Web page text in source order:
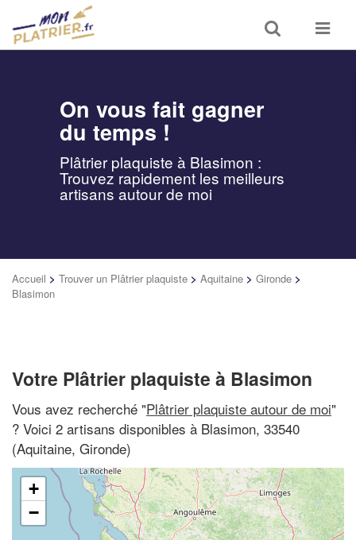
Toggle
search
Toggle
On vous fait gagner
du temps !
Plâtrier plaquiste à Blasimon :
Trouvez rapidement les meilleurs
artisans autour de moi
Accueil > Trouver un Plâtrier plaquiste > Aquitaine > Gironde >
Blasimon
Votre Plâtrier plaquiste à Blasimon
Vous avez recherché "Plâtrier plaquiste autour de moi"
? Voici 2 artisans disponibles à Blasimon, 33540
(Aquitaine, Gironde)
+
−